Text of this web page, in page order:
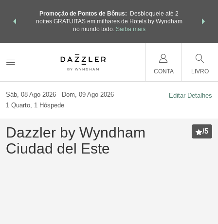
também
SAIBA
Promoção de Pontos de Bônus:
Desbloqueie até 2
noites GRATUITAS em milhares de Hotels by Wyndham
no mundo todo. Saiba mais
com os
pontos
CONTA LIVRO
Sáb, 08 Ago 2026
Dom, 09 Ago 2026
1 Quarto, 1 Hóspede
Editar Detalhes
Dazzler by Wyndham
Ciudad del Este
/5